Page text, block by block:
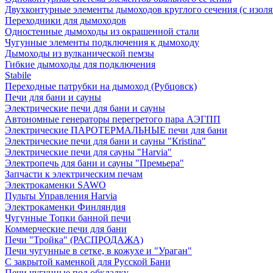
Двухконтурные элементы дымоходов круглого сечения (с
Переходники для дымоходов
Одностенные дымоходы из окрашенной стали
Чугунные элементы подключения к дымоходу
Дымоходы из вулканической пемзы
Гибкие дымоходы для подключения
Stabile
Переходные патрубки на дымоход (Рубцовск)
Печи для бани и сауны
Электрические печи для бани и сауны
Автономные генераторы перегретого пара АЭГПП
Электрические ПАРОТЕРМАЛЬНЫЕ печи для бани
Электрические печи для бани и сауны "Кristina"
Электрические печи для сауны "Harvia"
Электропечь для бани и сауны "Премьера"
Запчасти к электрическим печам
Электрокаменки SAWO
Пульты Управления Harvia
Электрокаменки Финляндия
Чугунные Топки банной печи
Коммерческие печи для бани
Печи "Тройка" (РАСПРОДАЖА)
Печи чугунные в сетке, в кожухе и "Ураган"
С закрытой каменкой для Русской Бани